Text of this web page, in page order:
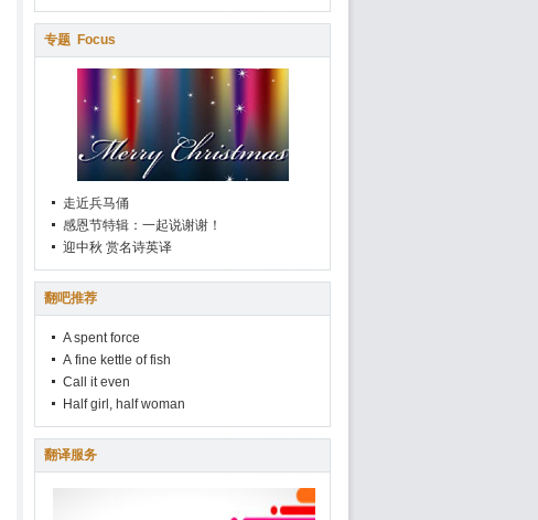
专题 Focus
走近兵马俑
感恩节特辑：一起说谢谢！
迎中秋 赏名诗英译
翻吧推荐
A spent force
A fine kettle of fish
Call it even
Half girl, half woman
翻译服务